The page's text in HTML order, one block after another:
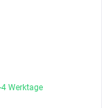
Werktage